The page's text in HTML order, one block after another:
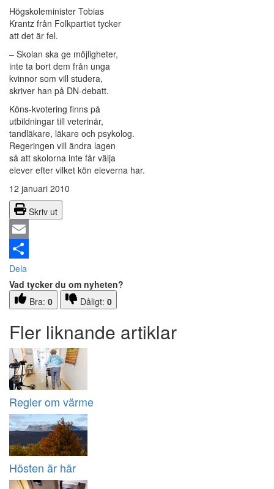
Högskoleminister Tobias
Krantz från Folkpartiet tycker
att det är fel.
– Skolan ska ge möjligheter,
inte ta bort dem från unga
kvinnor som vill studera,
skriver han på DN-debatt.
Köns-kvotering finns på
utbildningar till veterinär,
tandläkare, läkare och psykolog.
Regeringen vill ändra lagen
så att skolorna inte får välja
elever efter vilket kön eleverna har.
12 januari 2010
Skriv ut
Email
Dela
Vad tycker du om nyheten?
Bra: 0 Dåligt: 0
Fler liknande artiklar
Regler om värme
Hösten är här